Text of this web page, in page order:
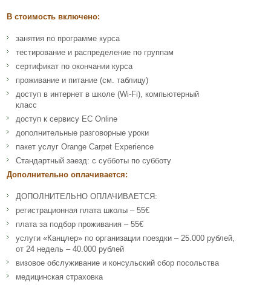
В стоимость включено:
занятия по программе курса
тестирование и распределение по группам
сертификат по окончании курса
проживание и питание (см. таблицу)
доступ в интернет в школе (Wi-Fi), компьютерный
класс
доступ к сервису EC Online
дополнительные разговорные уроки
пакет услуг Orange Carpet Experience
Стандартный заезд: с субботы по субботу
Дополнительно оплачивается:
ДОПОЛНИТЕЛЬНО ОПЛАЧИВАЕТСЯ:
регистрационная плата школы – 55€
плата за подбор проживания – 55€
услуги «Канцлер» по организации поездки – 25.000 рублей,
от 24 недель – 40.000 рублей
визовое обслуживание и консульский сбор посольства
медицинская страховка